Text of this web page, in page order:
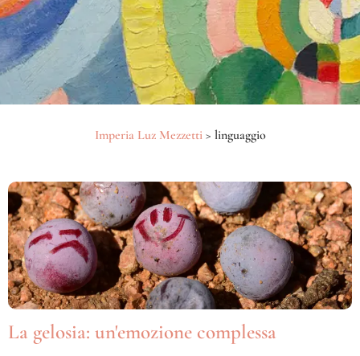
Imperia Luz Mezzetti> linguaggio
La gelosia: un'emozione complessa